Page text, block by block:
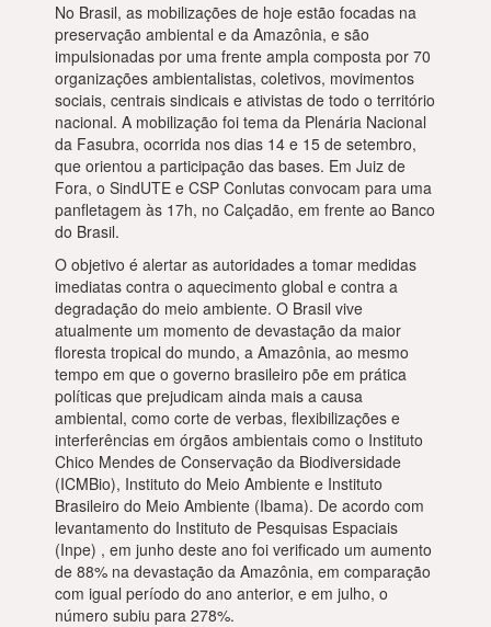
No Brasil, as mobilizações de hoje estão focadas na
preservação ambiental e da Amazônia, e são
impulsionadas por uma frente ampla composta por 70
organizações ambientalistas, coletivos, movimentos
sociais, centrais sindicais e ativistas de todo o território
nacional. A mobilização foi tema da Plenária Nacional
da Fasubra, ocorrida nos dias 14 e 15 de setembro,
que orientou a participação das bases. Em Juiz de
Fora, o SindUTE e CSP Conlutas convocam para uma
panfletagem às 17h, no Calçadão, em frente ao Banco
do Brasil.
O objetivo é alertar as autoridades a tomar medidas
imediatas contra o aquecimento global e contra a
degradação do meio ambiente. O Brasil vive
atualmente um momento de devastação da maior
floresta tropical do mundo, a Amazônia, ao mesmo
tempo em que o governo brasileiro põe em prática
políticas que prejudicam ainda mais a causa
ambiental, como corte de verbas, flexibilizações e
interferências em órgãos ambientais como o Instituto
Chico Mendes de Conservação da Biodiversidade
(ICMBio), Instituto do Meio Ambiente e Instituto
Brasileiro do Meio Ambiente (Ibama). De acordo com
levantamento do Instituto de Pesquisas Espaciais
(Inpe) , em junho deste ano foi verificado um aumento
de 88% na devastação da Amazônia, em comparação
com igual período do ano anterior, e em julho, o
número subiu para 278%.